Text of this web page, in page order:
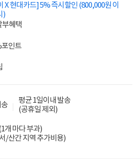
X 현대카드] 5% 즉시할인 (800,000원 이
)
부혜택
포인트
평균 1일이내 발송
(공휴일 제외)
개 마다 부과)
/산간 지역 추가비용)